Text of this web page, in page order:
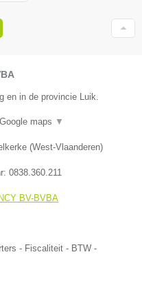
en in de provincie Luik.
Google maps ▼
(West-Vlaanderen)
0838.360.211
BV-BVBA
- Fiscaliteit - BTW -